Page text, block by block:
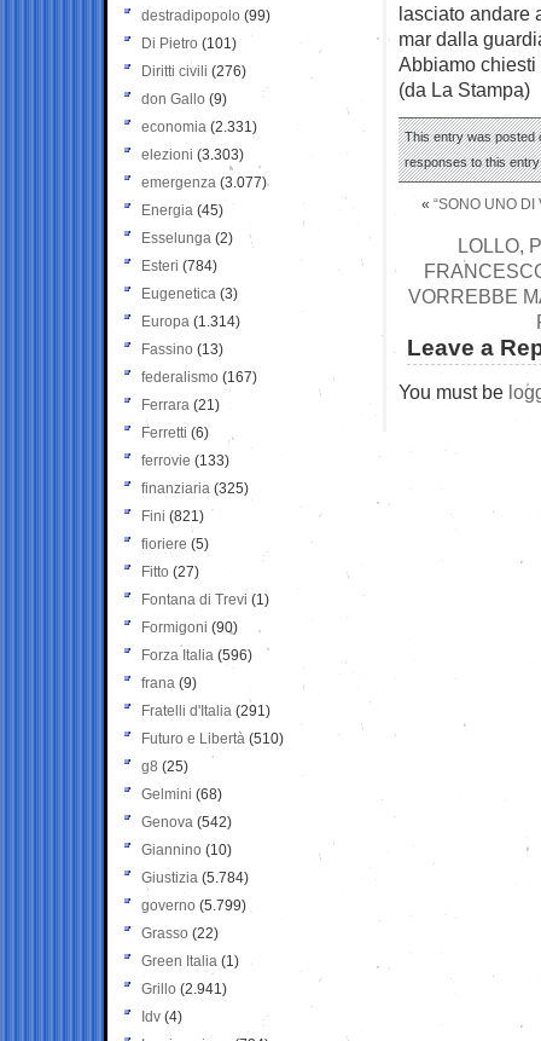
lasciato andare
mar dalla
Abbiamo chiesti
(da La Stampa)
This entry was posted
responses to this
« “SONO UNO DI
LOLLO,
VORREBBE
Leave a
You must be
destradipopolo (99)
Di Pietro (101)
Diritti civili (276)
don Gallo (9)
economia (2.331)
elezioni (3.303)
emergenza (3.077)
Energia (45)
Esselunga (2)
Esteri (784)
Eugenetica (3)
Europa (1.314)
Fassino (13)
federalismo (167)
Ferrara (21)
Ferretti (6)
ferrovie (133)
finanziaria (325)
Fini (821)
fioriere (5)
Fitto (27)
Fontana di Trevi (1)
Formigoni (90)
Forza Italia (596)
frana (9)
Fratelli d'Italia (291)
Futuro e Libertà (510)
g8 (25)
Gelmini (68)
Genova (542)
Giannino (10)
Giustizia (5.784)
governo (5.799)
Grasso (22)
Green Italia (1)
Grillo (2.941)
Idv (4)